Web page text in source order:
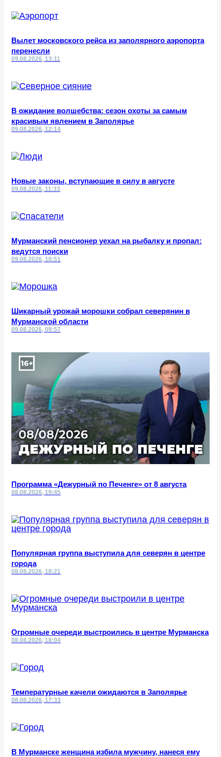
Вылет московского рейса из заполярного аэропорта
перенесли
09.08.2026, 13:11
В ожидание волшебства: сезон охоты за самым
красивым явлением в Заполярье
09.08.2026, 12:14
Новые законы, вступающие в силу в августе
09.08.2026, 11:33
Мурманский пенсионер уехал на рыбалку и пропал:
ведутся поиски
09.08.2026, 10:51
Шикарный урожай морошки собрал северянин в
Мурманской области
09.08.2026, 09:57
Программа «Дежурный по Печенге» от 8 августа
08.08.2026, 19:45
Популярная группа выступила для северян в центре
города
08.08.2026, 18:21
Огромные очереди выстроились в центре Мурманска
08.08.2026, 18:04
Температурные качели ожидаются в Заполярье
08.08.2026, 17:33
В Мурманске женщина избила мужчину, нанеся ему